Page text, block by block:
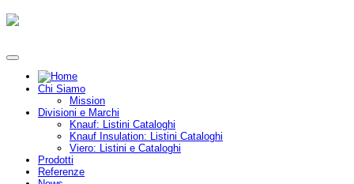
Chi Siamo
Mission
Divisioni e Marchi
Knauf: Listini Cataloghi
Knauf Insulation: Listini Cataloghi
Viero: Listini e Cataloghi
Prodotti
Referenze